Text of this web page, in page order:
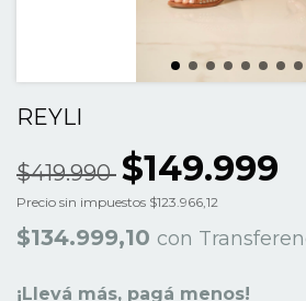
REYLI
$419.990 $149.999
Precio sin impuestos $123.966,12
$134.999,10 con
¡Llevá más, pagá menos!